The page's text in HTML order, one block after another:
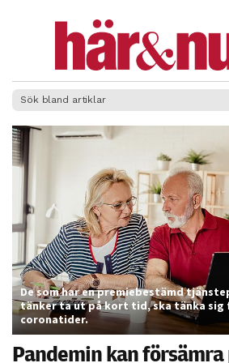
De som har en premiebestämd
tänker ta ut på kort tid, ska tänka sig
coronatider.
Pandemin kan